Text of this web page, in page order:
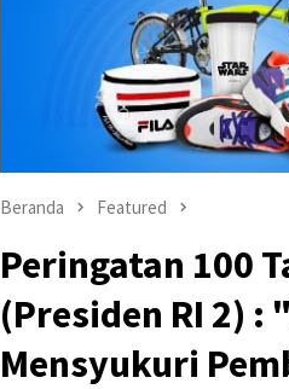
Beranda Featured
Peringatan 100
(Presiden RI 2) :
Mensyukuri